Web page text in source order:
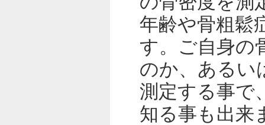
年齢や骨粗鬆
す。ご自身の
のか、あるい
測定する事で
知る事も出来